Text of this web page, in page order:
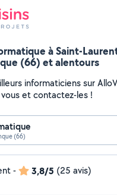
à Saint-
(66) et alentours
informaticiens sur
et contactez-les !
(66)
- 3,8/5 (25 avis)